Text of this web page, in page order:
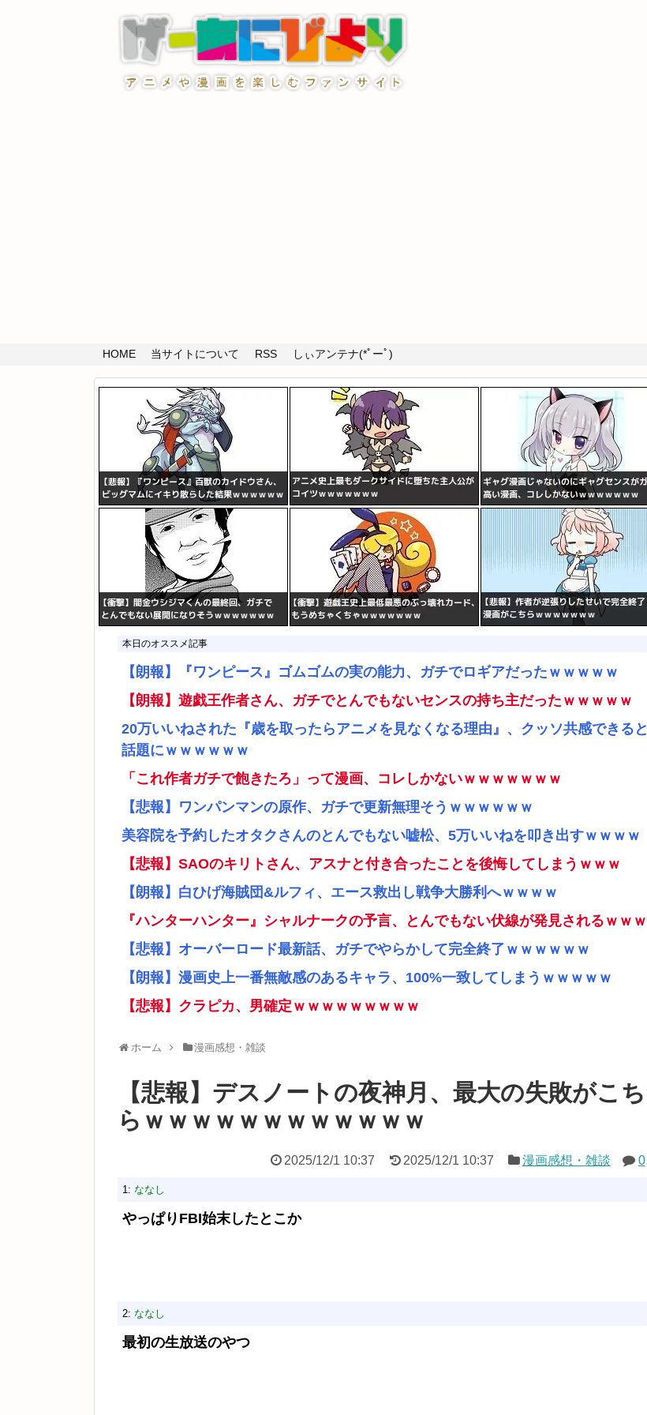
HOME 当サイトについて RSS しぃアンテナ(*ﾟーﾟ)
本日のオススメ記事
【朗報】『ワンピース』ゴムゴムの実の能力、ガチでロギアだったｗｗｗｗｗ
【朗報】遊戯王作者さん、ガチでとんでもないセンスの持ち主だったｗｗｗｗｗ
20万いいねされた『歳を取ったらアニメを見なくなる理由』、クッソ共感できると
話題にｗｗｗｗｗｗ
「これ作者ガチで飽きたろ」って漫画、コレしかないｗｗｗｗｗｗｗ
【悲報】ワンパンマンの原作、ガチで更新無理そうｗｗｗｗｗｗ
美容院を予約したオタクさんのとんでもない嘘松、5万いいねを叩き出すｗｗｗｗ
【悲報】SAOのキリトさん、アスナと付き合ったことを後悔してしまうｗｗｗ
【朗報】白ひげ海賊団&ルフィ、エース救出し戦争大勝利へｗｗｗｗ
『ハンターハンター』シャルナークの予言、とんでもない伏線が発見されるｗｗｗ
【悲報】オーバーロード最新話、ガチでやらかして完全終了ｗｗｗｗｗｗ
【朗報】漫画史上一番無敵感のあるキャラ、100%一致してしまうｗｗｗｗｗ
【悲報】クラピカ、男確定ｗｗｗｗｗｗｗｗｗ
ホーム 漫画感想・雑談
【悲報】デスノートの夜神月、最大の失敗がこち
らｗｗｗｗｗｗｗｗｗｗｗｗ
2025/12/1 10:37 2025/12/1 10:37 漫画感想・雑談 0
1: ななし
やっぱりFBI始末したとこか
2: ななし
最初の生放送のやつ